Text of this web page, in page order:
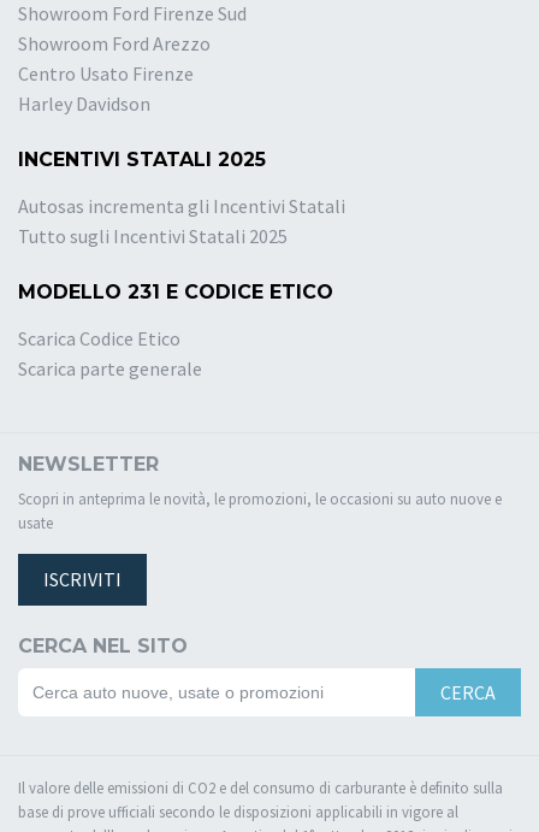
Showroom Ford Firenze Sud
Showroom Ford Arezzo
Centro Usato Firenze
Harley Davidson
INCENTIVI STATALI 2025
Autosas incrementa gli Incentivi Statali
Tutto sugli Incentivi Statali 2025
MODELLO 231 E CODICE ETICO
Scarica Codice Etico
Scarica parte generale
NEWSLETTER
Scopri in anteprima le novità, le promozioni, le occasioni su auto nuove e
usate
ISCRIVITI
CERCA NEL SITO
CERCA
Il valore delle emissioni di CO2 e del consumo di carburante è definito sulla
base di prove ufficiali secondo le disposizioni applicabili in vigore al